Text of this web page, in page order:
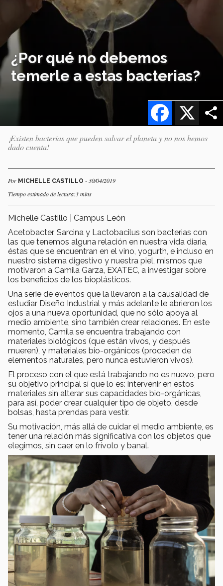
¿Por qué no debemos
temerle a estas bacterias?
X
Facebook
¡Existen bacterias que pueden salvar el planeta y no nos hemos
dado cuenta!
Por MICHELLE CASTILLO - 30/04/2019
Tiempo estimado de lectura:3 mins
Michelle Castillo | Campus León
Acetobacter, Sarcina y Lactobacilus son bacterias con
las que tenemos alguna relación en nuestra vida diaria,
éstas que se encuentran en el vino, yogurth, e incluso en
nuestro sistema digestivo y nuestra piel, mismos que
motivaron a Camila Garza, EXATEC, a investigar sobre
los beneficios de los bioplásticos.
Una serie de eventos que la llevaron a la causalidad de
estudiar Diseño Industrial y más adelante le abrieron los
ojos a una nueva oportunidad, que no sólo apoya al
medio ambiente, sino también crear relaciones. En este
momento, Camila se encuentra trabajando con
materiales biológicos (que están vivos, y después
mueren), y materiales bio-orgánicos (proceden de
elementos naturales, pero nunca estuvieron vivos).
El proceso con el que está trabajando no es nuevo, pero
su objetivo principal sí que lo es: intervenir en estos
materiales sin alterar sus capacidades bio-orgánicas,
para así, poder crear cualquier tipo de objeto, desde
bolsas, hasta prendas para vestir.
Su motivación, más allá de cuidar el medio ambiente, es
tener una relación más significativa con los objetos que
elegimos, sin caer en lo frívolo y banal.